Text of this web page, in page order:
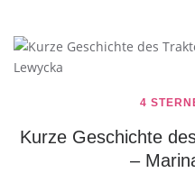
4
Kurze Geschichte
–